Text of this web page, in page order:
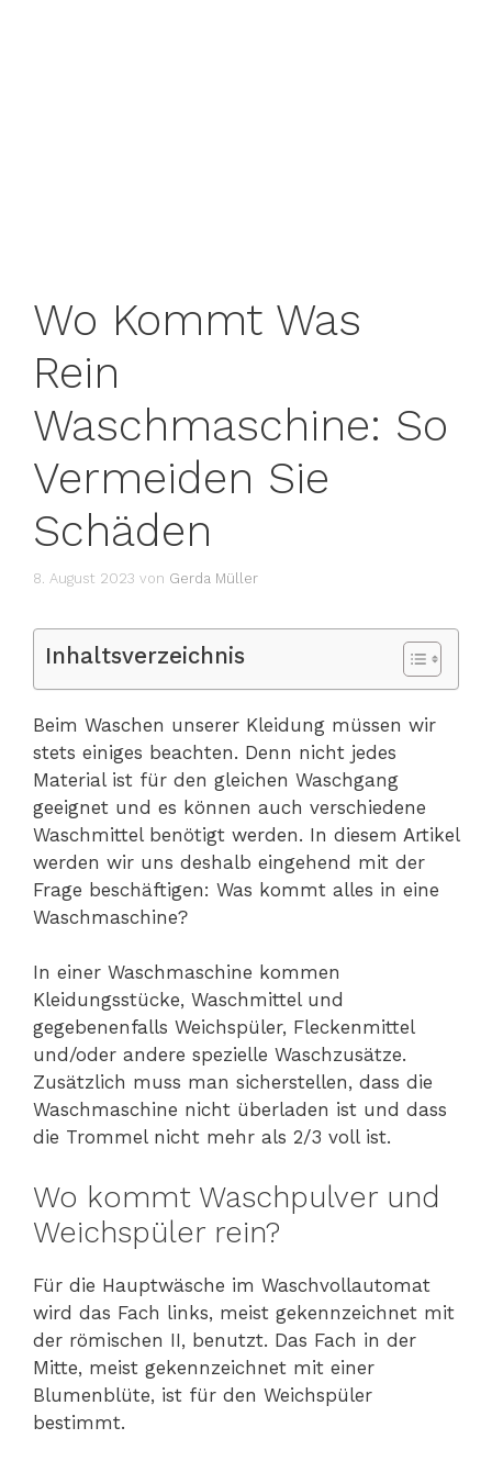
Wo Kommt Was
Rein
Waschmaschine: So
Vermeiden Sie
Schäden
8. August 2023 von Gerda Müller
Inhaltsverzeichnis
Beim Waschen unserer Kleidung müssen wir
stets einiges beachten. Denn nicht jedes
Material ist für den gleichen Waschgang
geeignet und es können auch verschiedene
Waschmittel benötigt werden. In diesem Artikel
werden wir uns deshalb eingehend mit der
Frage beschäftigen: Was kommt alles in eine
Waschmaschine?
In einer Waschmaschine kommen
Kleidungsstücke, Waschmittel und
gegebenenfalls Weichspüler, Fleckenmittel
und/oder andere spezielle Waschzusätze.
Zusätzlich muss man sicherstellen, dass die
Waschmaschine nicht überladen ist und dass
die Trommel nicht mehr als 2/3 voll ist.
Wo kommt Waschpulver und
Weichspüler rein?
Für die Hauptwäsche im Waschvollautomat
wird das Fach links, meist gekennzeichnet mit
der römischen II, benutzt. Das Fach in der
Mitte, meist gekennzeichnet mit einer
Blumenblüte, ist für den Weichspüler
bestimmt.